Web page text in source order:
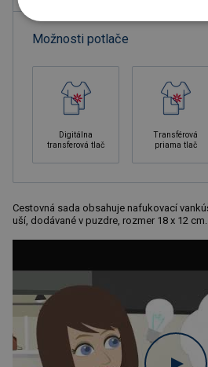
Možnosti potlače
Digitálna
transferová tlač
Transférová
priama tlač
Cestovná sada obsahuje nafukovací
uší, dodávané v puzdre, rozmer 18 x 12 cm.